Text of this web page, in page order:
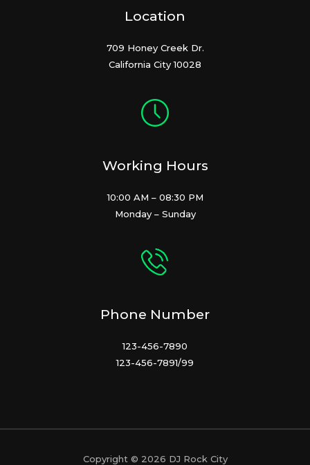
Location
709 Honey Creek Dr.
California City 10028
Working Hours
10:00 AM – 08:30 PM
Monday – Sunday
Phone Number
123-456-7890
123-456-7891/99
Copyright © 2026 DJ Rock City